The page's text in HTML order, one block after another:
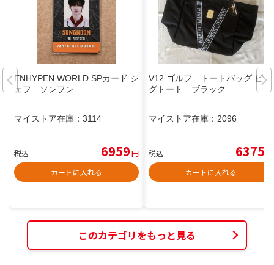
ENHYPEN WORLD SPカード シ
ェフ ソンフン
マイストア在庫： 3114
税込 6959円
カートに入れる
V12 ゴルフ トートバッグ ビッ
グトート ブラック
マイストア在庫： 2096
税込 6375
カートに入れる
このカテゴリをもっと見る